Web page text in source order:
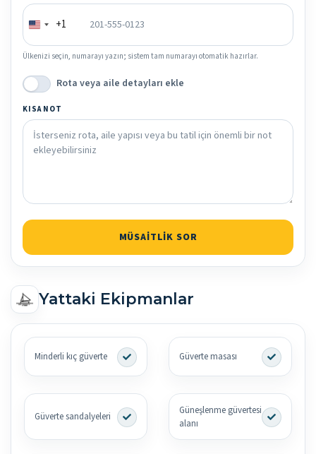
+1
Ülkenizi seçin, numarayı yazın; sistem tam numarayı otomatik hazırlar.
Rota veya aile detayları ekle
KISA NOT
MÜSAITLIK SOR
Yattaki Ekipmanlar
Minderli kıç güverte Güverte masası
Güverte sandalyeleri
Güneşlenme güvertesi
alanı